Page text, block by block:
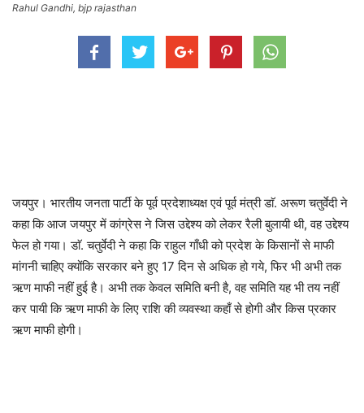
Rahul Gandhi, bjp rajasthan
जयपुर। भारतीय जनता पार्टी के पूर्व प्रदेशाध्यक्ष एवं पूर्व मंत्री डाॅ. अरूण चतुर्वेदी ने
कहा कि आज जयपुर में कांग्रेस ने जिस उद्देश्य को लेकर रैली बुलायी थी, वह उद्देश्य
फेल हो गया। डाॅ. चतुर्वेदी ने कहा कि राहुल गाँधी को प्रदेश के किसानों से माफी
मांगनी चाहिए क्योंकि सरकार बने हुए 17 दिन से अधिक हो गये, फिर भी अभी तक
ऋण माफी नहीं हुई है। अभी तक केवल समिति बनी है, वह समिति यह भी तय नहीं
कर पायी कि ऋण माफी के लिए राशि की व्यवस्था कहाँ से होगी और किस प्रकार
ऋण माफी होगी।